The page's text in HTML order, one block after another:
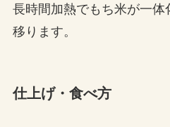
長時間加熱でもち米が一
移ります。
仕上げ・食べ方